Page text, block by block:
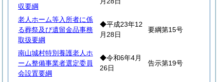
収要綱
老人ホーム等入所者に係
る葬祭及び遺留金品事務
取扱要綱
◆平成23年12
月28日
要綱第15号
南山城村特別養護老人ホ
ーム整備事業者選定委員
会設置要綱
◆令和6年4月
26日
告示第19号